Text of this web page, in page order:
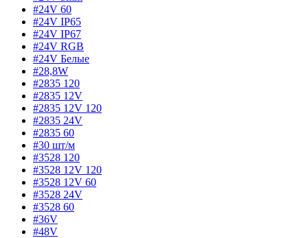
#24V 60
#24V IP65
#24V IP67
#24V RGB
#24V Белые
#28,8W
#2835 120
#2835 12V
#2835 12V 120
#2835 24V
#2835 60
#30 шт/м
#3528 120
#3528 12V 120
#3528 12V 60
#3528 24V
#3528 60
#36V
#48V